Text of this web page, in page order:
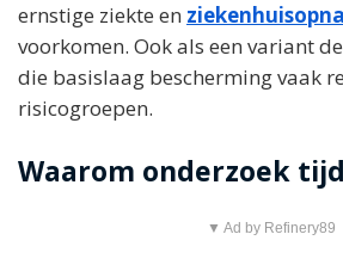
ernstige ziekte en
voorkomen. Ook als een variant
die basislaag bescherming vaak
risicogroepen.
Waarom onderzoek
▼ Ad by Refinery89